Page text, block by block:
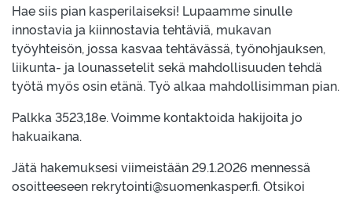
Hae siis pian kasperilaiseksi! Lupaamme sinulle
innostavia ja kiinnostavia tehtäviä, mukavan
työyhteisön, jossa kasvaa tehtävässä, työnohjauksen,
liikunta- ja lounassetelit sekä mahdollisuuden tehdä
työtä myös osin etänä. Työ alkaa mahdollisimman pian.
Palkka 3523,18e. Voimme kontaktoida hakijoita jo
hakuaikana.
Jätä hakemuksesi viimeistään 29.1.2026 mennessä
osoitteeseen rekrytointi@suomenkasper.fi. Otsikoi